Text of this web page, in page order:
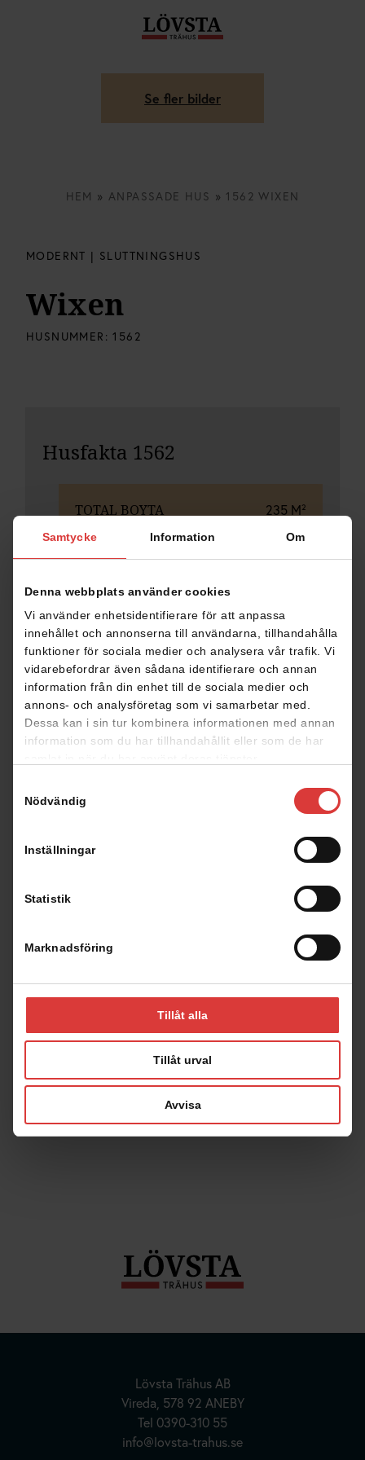
Samtycke Information Om
Denna webbplats använder cookies
Vi använder enhetsidentifierare för att anpassa
innehållet och annonserna till användarna, tillhandahålla
funktioner för sociala medier och analysera vår trafik. Vi
vidarebefordrar även sådana identifierare och annan
information från din enhet till de sociala medier och
annons- och analysföretag som vi samarbetar med.
Dessa kan i sin tur kombinera informationen med annan
information som du har tillhandahållit eller som de har
Nödvändig
Inställningar
Statistik
Marknadsföring
Tillåt alla
Tillåt urval
Avvisa
Hus | Herrgårdar | Fritidshus
Kundanpassade Hus
Se fler bilder
HEM » ANPASSADE HUS » 1562 WIXEN
MODERNT | SLUTTNINGSHUS
Wixen
HUSNUMMER:1562
Husfakta 1562
TOTAL BOYTA 235 M²
DELA
Planritningar
Fasad
Lövsta Trähus AB
Vireda, 578 92 ANEBY
Tel 0390-310 55
info@lovsta-trahus.se